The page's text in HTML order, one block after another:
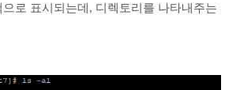
로 표시되는데, 디렉토리를 나타내주는